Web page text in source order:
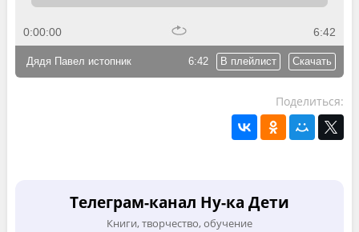
0:00:00 6:42
6:42 В плейлист Скачать
Дядя Павел истопник
Поделиться:
Телеграм-канал Ну-ка Дети
Книги, творчество, обучение